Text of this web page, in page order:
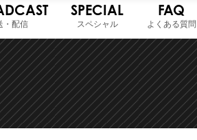
・配信
SPECIAL
スペシャル
FAQ
よくある質問